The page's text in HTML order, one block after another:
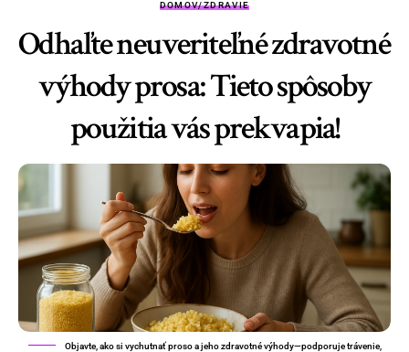
DOMOV/ZDRAVIE
Odhaľte neuveriteľné zdravotné
výhody prosa: Tieto spôsoby
použitia vás prekvapia!
Objavte, ako si vychutnať proso a jeho zdravotné výhody—podporuje trávenie,